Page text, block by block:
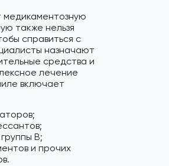
медикаментозную
также нельзя
справиться с
назначают
средства и
лечение
включает
В;
и прочих